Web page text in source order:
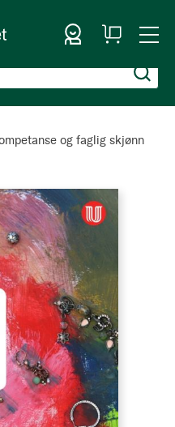
Sign In
My
Cart
og faglig skjønn